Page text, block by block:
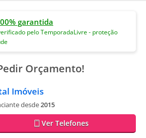
garantida
pelo TemporadaLivre - proteção
Orçamento!
Imóveis
desde2015
Ver Telefones